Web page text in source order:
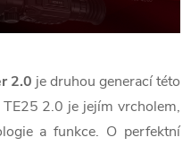
2.0 je druhou generací této
2.0 je jejím vrcholem,
a funkce. O perfektní